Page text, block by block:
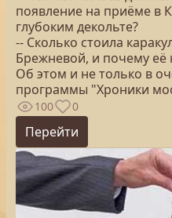
появление на приёме в
глубоким декольте?
-- Сколько стоила
Брежневой, и почему
Об этом и не только в
программы "Хроники
100 0
Перейти